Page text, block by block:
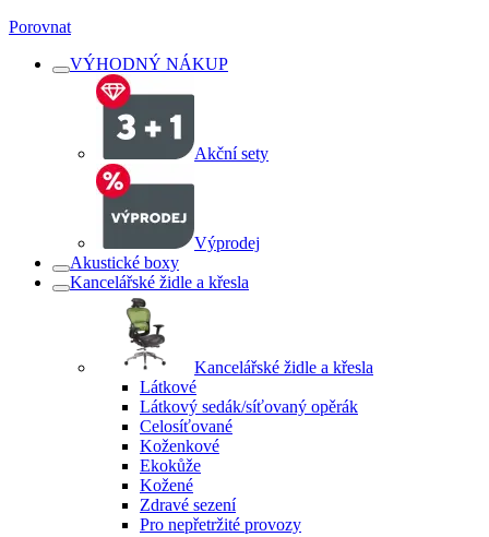
Porovnat
VÝHODNÝ NÁKUP
Akční sety
Výprodej
Akustické boxy
Kancelářské židle a křesla
Kancelářské židle a křesla
Látkové
Látkový sedák/síťovaný opěrák
Celosíťované
Koženkové
Ekokůže
Kožené
Zdravé sezení
Pro nepřetržité provozy